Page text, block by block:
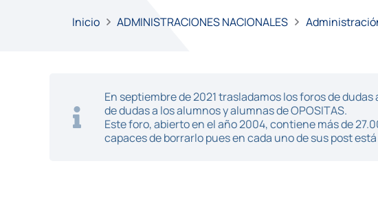
Inicio ADMINISTRACIONES NACIONALES
En septiembre de 2021 trasladamos los foros de
de dudas a los alumnos y alumnas de OPOSITAS.
Este foro, abierto en el año 2004, contiene más de
capaces de borrarlo pues en cada uno de sus post